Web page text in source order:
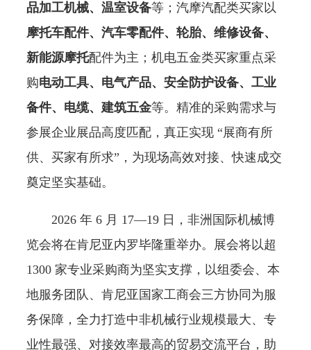
品加工机械、温室设备等；汽摩汽配类买家以
摩托车配件、汽车零配件、轮胎、维修设备、
新能源摩托配件为主；机电五金类买家重点采
购电动工具、电气产品、安全防护设备、工业
备件、电缆、建筑五金等。精准的采购需求与
参展企业展品高度匹配，真正实现 “展商有所
供、买家有所求”，为现场高效对接、快速成交
奠定坚实基础。
2026 年 6 月 17—19 日，非洲国际机械博
览会将在肯尼亚内罗毕隆重举办。展会将以超
1300 家专业采购商为坚实支撑，以组委会、本
地服务团队、肯尼亚国家工商会三方协同为服
务保障，全力打造中非机械行业规模最大、专
业性最强、对接效率最高的贸易交流平台，助